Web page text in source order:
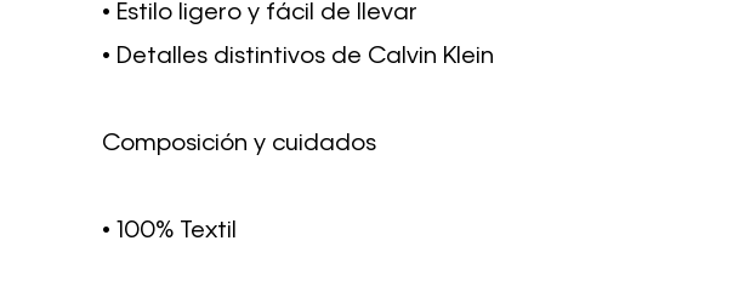
• Estilo ligero y fácil de llevar
• Detalles distintivos de Calvin Klein
Composición y cuidados
• 100% Textil